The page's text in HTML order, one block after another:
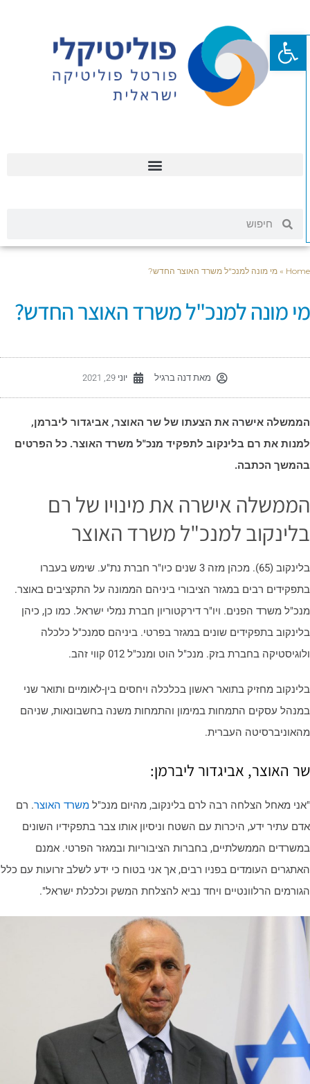
»מי מונה למנכ"ל משרד האוצר החדש?
מונה למנכ"ל משרד האוצר החדש?
מאתדנה ברגיל יוני 29, 2021
אישרה את הצעתו של שר האוצר, אביגדור ליברמן,
את רם בלינקוב לתפקיד מנכ"ל משרד האוצר. כל הפרטים
הכתבה.
אישרה את מינויו של רם
למנכ"ל משרד האוצר
בלינקוב (65). מכהן מזה 3 שנים כיו"ר חברת נת"ע. שימש בעברו
רבים במגזר הציבורי ביניהם הממונה על התקציבים באוצר.
משרד הפנים. ויו"ר דירקטוריון חברת נמלי ישראל. כמו כן, כיהן
בתפקידים שונים במגזר בפרטי. ביניהם סמנכ"ל כלכלה
בחברת בזק. מנכ"ל הוט ומנכ"ל 012 קווי זהב.
מחזיק בתואר ראשון בכלכלה ויחסים בין-לאומיים ותואר שני
עסקים התמחות במימון והתמחות משנה בחשבונאות, שניהם
העברית.
האוצר, אביגדור ליברמן:
מאחל הצלחה רבה לרם בלינקוב, מהיום מנכ"למשרד האוצר. רם
עתיר ידע, היכרות עם השטח וניסיון אותו צבר בתפקידיו השונים
הממשלתיים, בחברות הציבוריות ובמגזר הפרטי. אמנם
העומדים בפניו רבים, אך אני בטוח כי ידע לשלב זרועות עם כלל
הרלוונטיים ויחד נביא להצלחת המשק וכלכלת ישראל".
פתח סרגל נגישות